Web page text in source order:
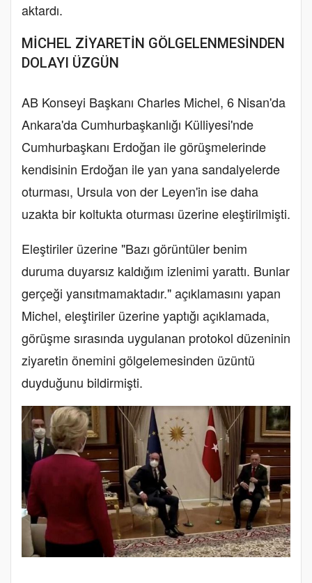
aktardı.
MİCHEL ZİYARETİN GÖLGELENMESİNDEN
DOLAYI ÜZGÜN
AB Konseyi Başkanı Charles Michel, 6 Nisan'da
Ankara'da Cumhurbaşkanlığı Külliyesi'nde
Cumhurbaşkanı Erdoğan ile görüşmelerinde
kendisinin Erdoğan ile yan yana sandalyelerde
oturması, Ursula von der Leyen'in ise daha
uzakta bir koltukta oturması üzerine eleştirilmişti.
Eleştiriler üzerine "Bazı görüntüler benim
duruma duyarsız kaldığım izlenimi yarattı. Bunlar
gerçeği yansıtmamaktadır." açıklamasını yapan
Michel, eleştiriler üzerine yaptığı açıklamada,
görüşme sırasında uygulanan protokol düzeninin
ziyaretin önemini gölgelemesinden üzüntü
duyduğunu bildirmişti.